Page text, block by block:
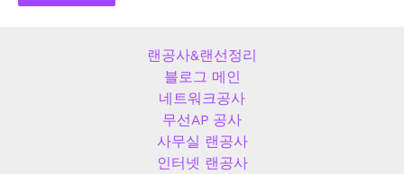
랜공사&랜선정리
블로그 메인
네트워크공사
무선AP 공사
사무실 랜공사
인터넷 랜공사